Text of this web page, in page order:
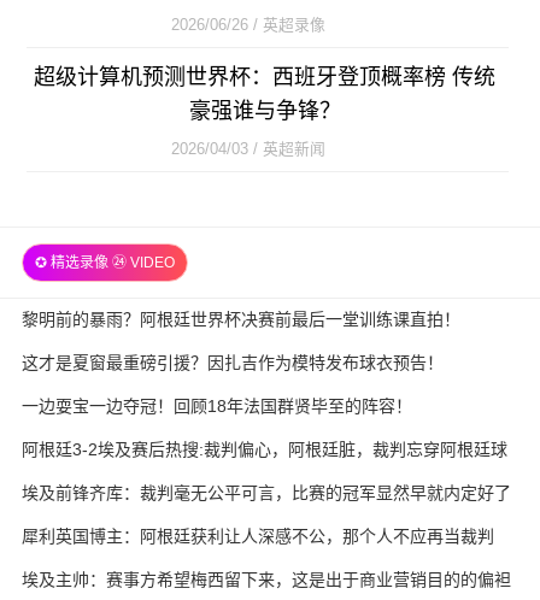
2026/06/26 / 英超录像
超级计算机预测世界杯：西班牙登顶概率榜 传统
豪强谁与争锋？
2026/04/03 / 英超新闻
✪ 精选录像 ㉔ VIDEO
黎明前的暴雨？阿根廷世界杯决赛前最后一堂训练课直拍！
这才是夏窗最重磅引援？因扎吉作为模特发布球衣预告！
一边耍宝一边夺冠！回顾18年法国群贤毕至的阵容！
阿根廷3-2埃及赛后热搜:裁判偏心，阿根廷脏，裁判忘穿阿根廷球
衣
埃及前锋齐库：裁判毫无公平可言，比赛的冠军显然早就内定好了
犀利英国博主：阿根廷获利让人深感不公，那个人不应再当裁判
埃及主帅：赛事方希望梅西留下来，这是出于商业营销目的的偏袒